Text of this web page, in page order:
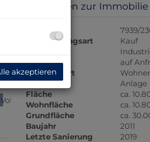
Basisdaten zur Immobilie
Objektnr.
7939/
Vermarktungsart
Kauf
Kaufpreis
auf
Nutzungsart
Anlage
Fläche
ca.
Wohnfläche ca.
Grundfläche ca.
Baujahr
2011
Letzte Sanierung
2019
akzeptieren